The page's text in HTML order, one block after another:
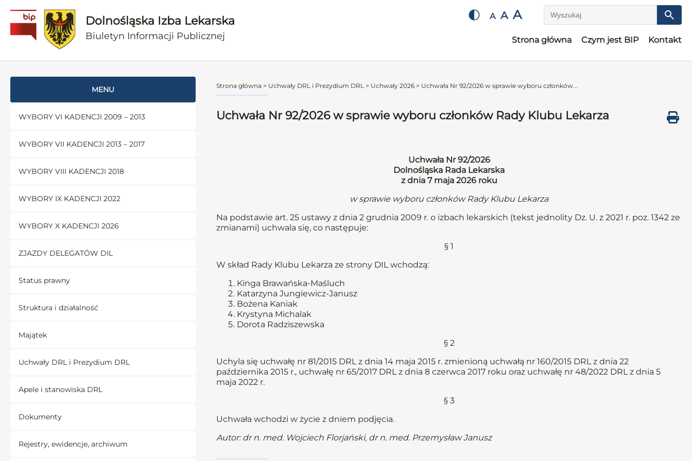
Dolnośląska Izba Lekarska
Biuletyn Informacji Publicznej
A A A Wyszukaj
Strona główna Czym jest BIP Kontakt
MENU
WYBORY VI KADENCJI 2009 – 2013
WYBORY VII KADENCJI 2013 – 2017
WYBORY VIII KADENCJI 2018
WYBORY IX KADENCJI 2022
WYBORY X KADENCJI 2026
ZJAZDY DELEGATÓW DIL
Status prawny
Struktura i działalność
Majątek
Uchwały DRL i Prezydium DRL
Apele i stanowiska DRL
Dokumenty
Rejestry, ewidencje, archiwum
Strona główna > Uchwały DRL i Prezydium DRL > Uchwały 2026 > Uchwała Nr 92/2026 w sprawie wyboru członków...
Uchwała Nr 92/2026 w sprawie wyboru członków Rady Klubu Lekarza
Uchwała Nr 92/2026
Dolnośląska Rada Lekarska
z dnia 7 maja 2026 roku
w sprawie wyboru członków Rady Klubu Lekarza
Na podstawie art. 25 ustawy z dnia 2 grudnia 2009 r. o izbach lekarskich (tekst jednolity Dz. U. z 2021 r. poz. 1342 ze
zmianami) uchwala się, co następuje:
§ 1
W skład Rady Klubu Lekarza ze strony DIL wchodzą:
Kinga Brawańska-Maśluch
Katarzyna Jungiewicz-Janusz
Bożena Kaniak
Krystyna Michalak
Dorota Radziszewska
§ 2
Uchyla się uchwałę nr 81/2015 DRL z dnia 14 maja 2015 r. zmienioną uchwałą nr 160/2015 DRL z dnia 22
października 2015 r., uchwałę nr 65/2017 DRL z dnia 8 czerwca 2017 roku oraz uchwałę nr 48/2022 DRL z dnia 5
maja 2022 r.
§ 3
Uchwała wchodzi w życie z dniem podjęcia.
Autor: dr n. med. Wojciech Florjański, dr n. med. Przemysław Janusz